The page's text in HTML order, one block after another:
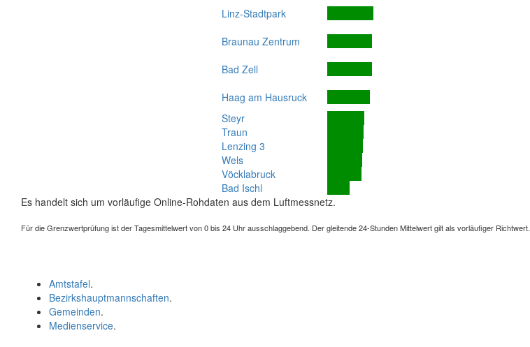
Linz-Stadtpark
Braunau Zentrum
Bad Zell
Haag am Hausruck
Steyr
Traun
Lenzing 3
Wels
Vöcklabruck
Bad Ischl
Es handelt sich um vorläufige Online-Rohdaten aus dem Luftmessnetz.
Für die Grenzwertprüfung ist der Tagesmittelwert von 0 bis 24 Uhr ausschlaggebend. Der gleitende 24-Stunden Mittelwert gilt als vorläufiger Richtwert.
Amtstafel.
Bezirkshauptmannschaften.
Gemeinden.
Medienservice.